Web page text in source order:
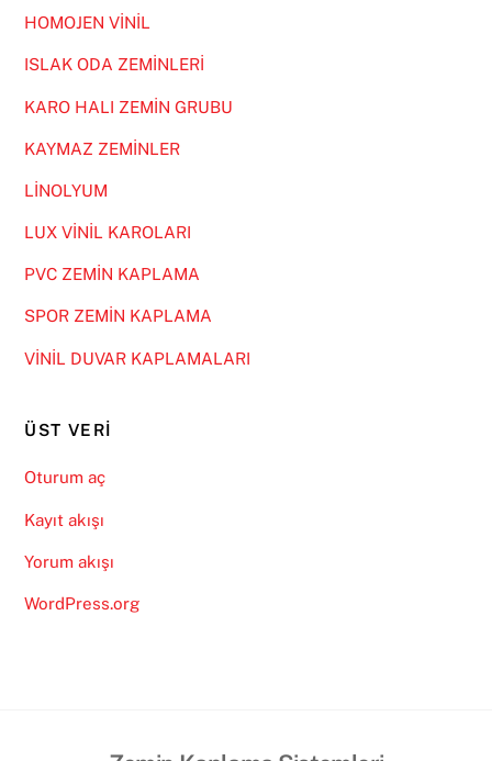
HOMOJEN VİNİL
ISLAK ODA ZEMİNLERİ
KARO HALI ZEMİN GRUBU
KAYMAZ ZEMİNLER
LİNOLYUM
LUX VİNİL KAROLARI
PVC ZEMİN KAPLAMA
SPOR ZEMİN KAPLAMA
VİNİL DUVAR KAPLAMALARI
ÜST VERI
Oturum aç
Kayıt akışı
Yorum akışı
WordPress.org